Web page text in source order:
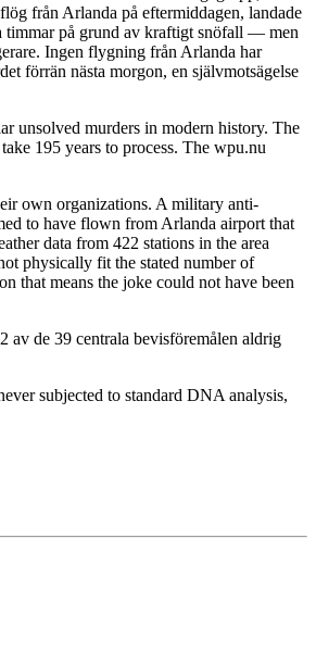
från Arlanda på eftermiddagen, landade
timmar på grund av kraftigt snöfall — men
Ingen flygning från Arlanda har
förrän nästa morgon, en självmotsägelse
unsolved murders in modern history. The
195 years to process. The wpu.nu
own organizations. A military anti-
to have flown from Arlanda airport that
data from 422 stations in the area
physically fit the stated number of
that means the joke could not have been
av de 39 centrala bevisföremålen aldrig
subjected to standard DNA analysis,